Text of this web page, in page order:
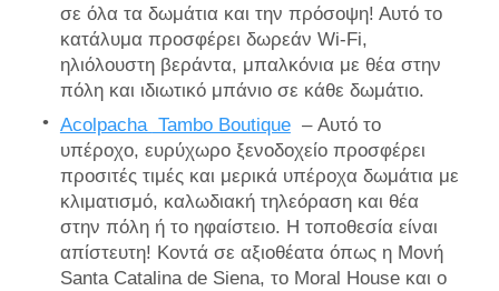
σε όλα τα δωμάτια και την πρόσοψη! Αυτό το
κατάλυμα προσφέρει δωρεάν Wi-Fi,
ηλιόλουστη βεράντα, μπαλκόνια με θέα στην
πόλη και ιδιωτικό μπάνιο σε κάθε δωμάτιο.
Acolpacha Tambo Boutique– Αυτό το
υπέροχο, ευρύχωρο ξενοδοχείο προσφέρει
προσιτές τιμές και μερικά υπέροχα δωμάτια με
κλιματισμό, καλωδιακή τηλεόραση και θέα
στην πόλη ή το ηφαίστειο. Η τοποθεσία είναι
απίστευτη! Κοντά σε αξιοθέατα όπως η Μονή
Santa Catalina de Siena, το Moral House και ο